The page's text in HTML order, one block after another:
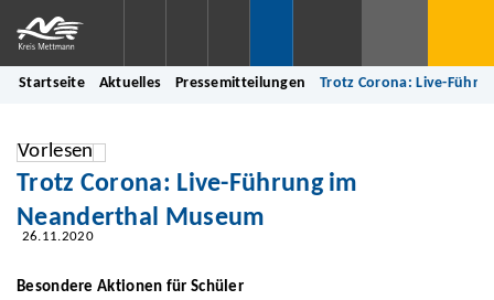
Startseite Aktuelles Pressemitteilungen Trotz Corona: Live-
Vorlesen
Trotz Corona: Live-Führung im
Neanderthal Museum
26.11.2020
Besondere Aktionen für Schüler